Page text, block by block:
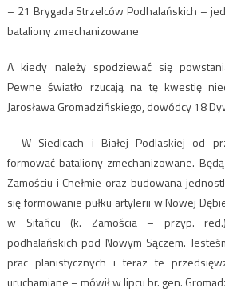
– 21 Brygada Strzelców Podhalańskich –
bataliony zmechanizowane
A kiedy należy spodziewać się
Pewne światło rzucają na tę kwestię
Jarosława Gromadzińskiego, dowódcy 18
– W Siedlcach i Białej Podlaskiej od
formować bataliony zmechanizowane.
Zamościu i Chełmie oraz budowana
się formowanie pułku artylerii w Nowej
w Sitańcu (k. Zamościa – przyp.
podhalańskich pod Nowym Sączem.
prac planistycznych i teraz te
uruchamiane – mówił w lipcu br. gen.